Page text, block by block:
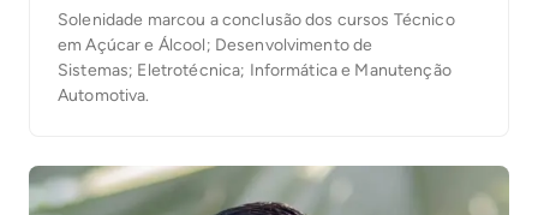
Solenidade marcou a conclusão dos cursos Técnico
em Açúcar e Álcool; Desenvolvimento de
Sistemas; Eletrotécnica; Informática e Manutenção
Automotiva.